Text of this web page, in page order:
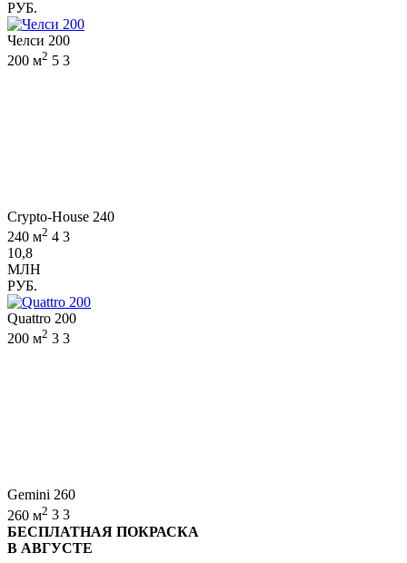
РУБ.
Челси 200
200 м2 5 3
Crypto-House 240
240 м2 4 3
10,8
МЛН
РУБ.
Quattro 200
200 м2 3 3
Gemini 260
260 м2 3 3
БЕСПЛАТНАЯ ПОКРАСКА
В АВГУСТЕ